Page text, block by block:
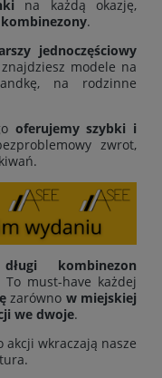
na każdą okazję,
.
jednoczęściowy
modele na
na rodzinne
oferujemy szybki i
zwrot,
długi kombinezon
To must-have każdej
zarówno w miejskiej
we dwoje.
akcji wkraczają nasze